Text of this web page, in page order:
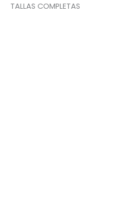
TALLAS COMPLETAS